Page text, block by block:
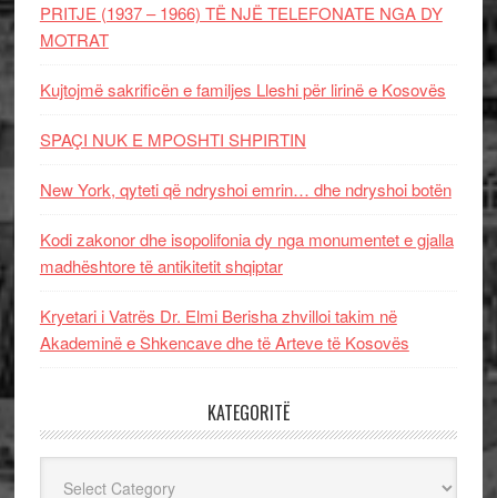
PRITJE (1937 – 1966) TË NJË TELEFONATE NGA DY
MOTRAT
Kujtojmë sakrificën e familjes Lleshi për lirinë e Kosovës
SPAÇI NUK E MPOSHTI SHPIRTIN
New York, qyteti që ndryshoi emrin… dhe ndryshoi botën
Kodi zakonor dhe isopolifonia dy nga monumentet e gjalla
madhështore të antikitetit shqiptar
Kryetari i Vatrës Dr. Elmi Berisha zhvilloi takim në
Akademinë e Shkencave dhe të Arteve të Kosovës
KATEGORITË